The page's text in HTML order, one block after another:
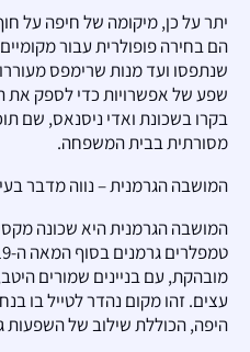
יתר על כן, מיקומה של חיפה על
הם בחירה פופולרית עבור
שנתפסו ועד מנות שרימפס
שפע של אפשרויות כדי לספק את
בקרו בשכונת ואדי ניסנאס, שם
מסורתית בבית המשפחה.
המושבה הגרמנית – נווה מדבר
המושבה הגרמנית היא שכונה
מובהקת, עם בניינים שמורים
עצים. זהו מקום נהדר לטייל בו
היפה, הכוללת שילוב של השפעות